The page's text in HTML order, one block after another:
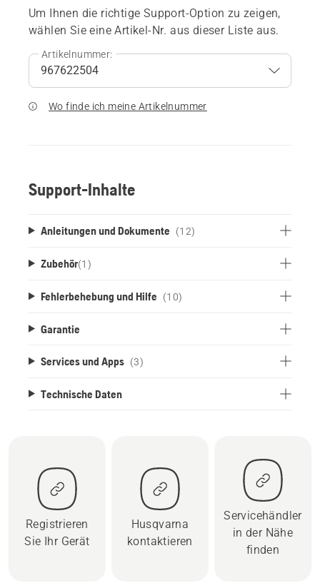
Um Ihnen die richtige Support-Option zu zeigen,
wählen Sie eine Artikel-Nr. aus dieser Liste aus.
Artikelnummer:
Wo finde ich meine Artikelnummer
Support-Inhalte
Anleitungen und Dokumente (12)
Zubehör(1 )
Fehlerbehebung und Hilfe (10)
Garantie
Services und Apps (3)
Technische Daten
Registrieren
Sie Ihr Gerät
Husqvarna
kontaktieren
Servicehändler
in der Nähe
finden